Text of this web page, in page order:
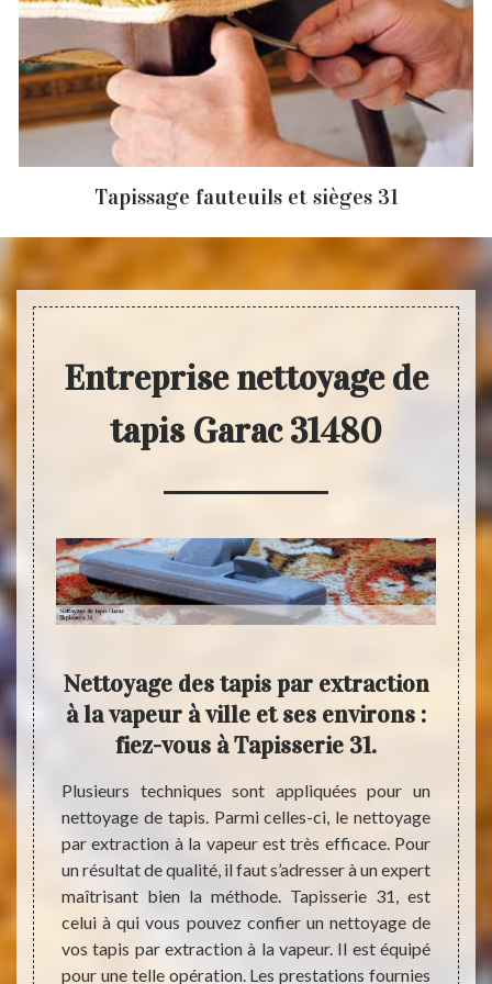
Tapissage fauteuils et sièges 31
Entreprise nettoyage de
tapis Garac 31480
en
? Si
sur
le
faire
Nettoyage des tapis par extraction
à la vapeur à ville et ses environs :
fiez-vous à Tapisserie 31.
Plusieurs techniques sont appliquées pour un
nettoyage de tapis. Parmi celles-ci, le nettoyage
par extraction à la vapeur est très efficace. Pour
un résultat de qualité, il faut s’adresser à un expert
maîtrisant bien la méthode. Tapisserie 31, est
celui à qui vous pouvez confier un nettoyage de
vos tapis par extraction à la vapeur. Il est équipé
pour une telle opération. Les prestations fournies
Bien
ne
de